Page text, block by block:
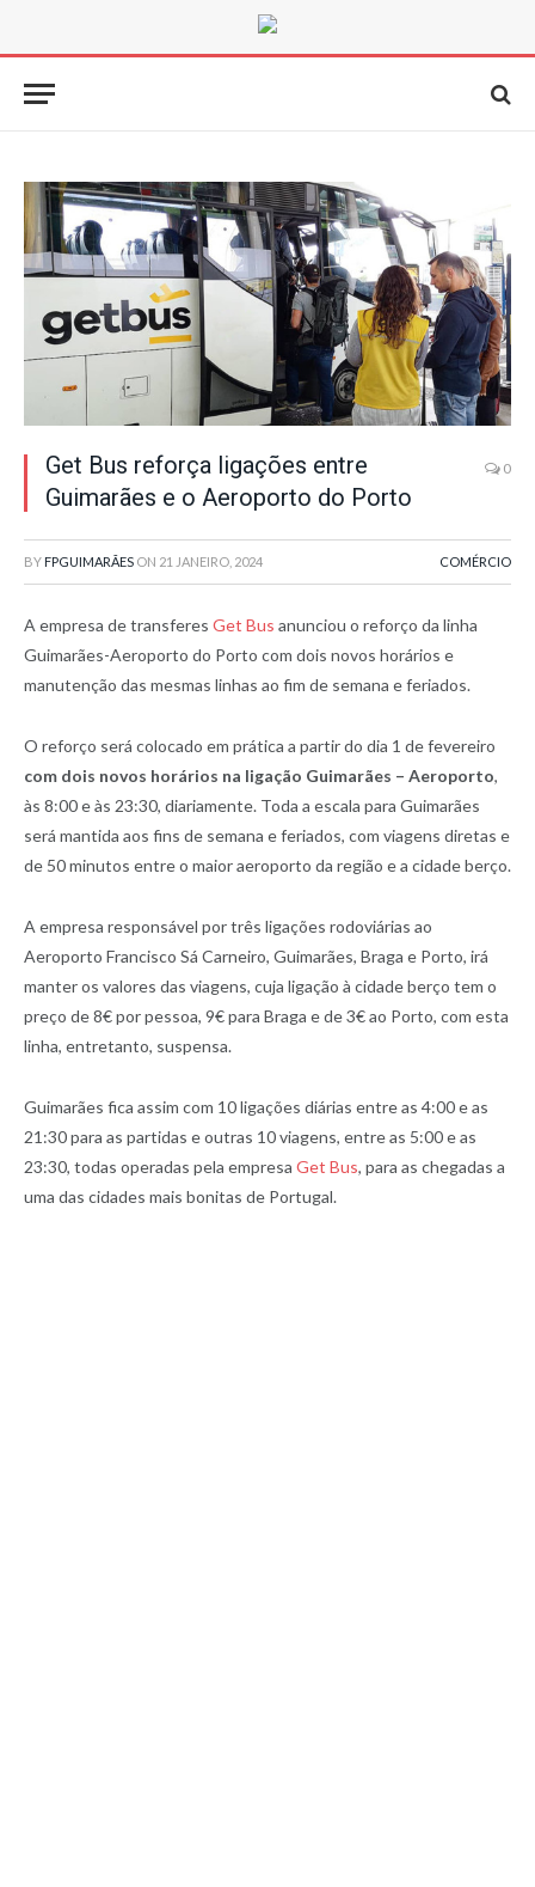
Get Bus reforça ligações entre
Guimarães e o Aeroporto do Porto
0
BY FPGUIMARÃES ON 21 JANEIRO, 2024 COMÉRCIO
A empresa de transferes Get Bus anunciou o reforço da linha
Guimarães-Aeroporto do Porto com dois novos horários e
manutenção das mesmas linhas ao fim de semana e feriados.
O reforço será colocado em prática a partir do dia 1 de fevereiro
com dois novos horários na ligação Guimarães – Aeroporto,
às 8:00 e às 23:30, diariamente. Toda a escala para Guimarães
será mantida aos fins de semana e feriados, com viagens diretas e
de 50 minutos entre o maior aeroporto da região e a cidade berço.
A empresa responsável por três ligações rodoviárias ao
Aeroporto Francisco Sá Carneiro, Guimarães, Braga e Porto, irá
manter os valores das viagens, cuja ligação à cidade berço tem o
preço de 8€ por pessoa, 9€ para Braga e de 3€ ao Porto, com esta
linha, entretanto, suspensa.
Guimarães fica assim com 10 ligações diárias entre as 4:00 e as
21:30 para as partidas e outras 10 viagens, entre as 5:00 e as
23:30, todas operadas pela empresa Get Bus, para as chegadas a
uma das cidades mais bonitas de Portugal.